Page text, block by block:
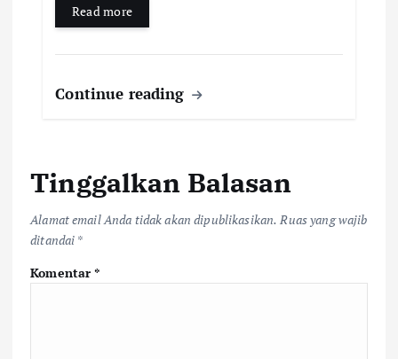
Read more
Continue reading
Tinggalkan Balasan
Alamat email Anda tidak akan dipublikasikan. Ruas yang wajib
ditandai *
Komentar*